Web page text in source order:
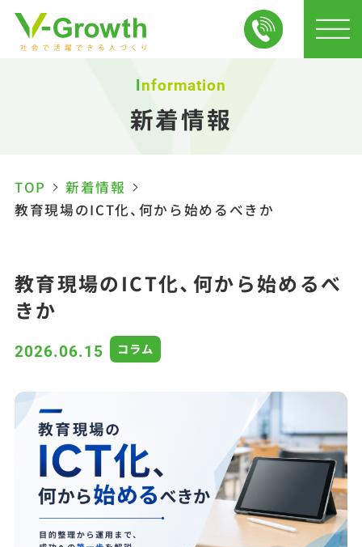
Information
新着情報
TOP
新着情報
教育現場のICT化、何から始めるべきか
教育現場のICT化、何から始めるべ
きか
2026.06.15 コラム